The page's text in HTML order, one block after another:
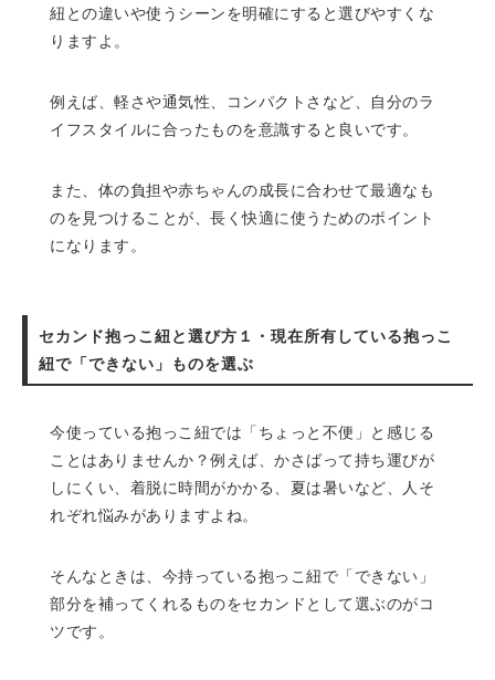
紐との違いや使うシーンを明確にすると選びやすくな
りますよ。
例えば、軽さや通気性、コンパクトさなど、自分のラ
イフスタイルに合ったものを意識すると良いです。
また、体の負担や赤ちゃんの成長に合わせて最適なも
のを見つけることが、長く快適に使うためのポイント
になります。
セカンド抱っこ紐と選び方１・現在所有している抱っこ
紐で「できない」ものを選ぶ
今使っている抱っこ紐では「ちょっと不便」と感じる
ことはありませんか？例えば、かさばって持ち運びが
しにくい、着脱に時間がかかる、夏は暑いなど、人そ
れぞれ悩みがありますよね。
そんなときは、今持っている抱っこ紐で「できない」
部分を補ってくれるものをセカンドとして選ぶのがコ
ツです。